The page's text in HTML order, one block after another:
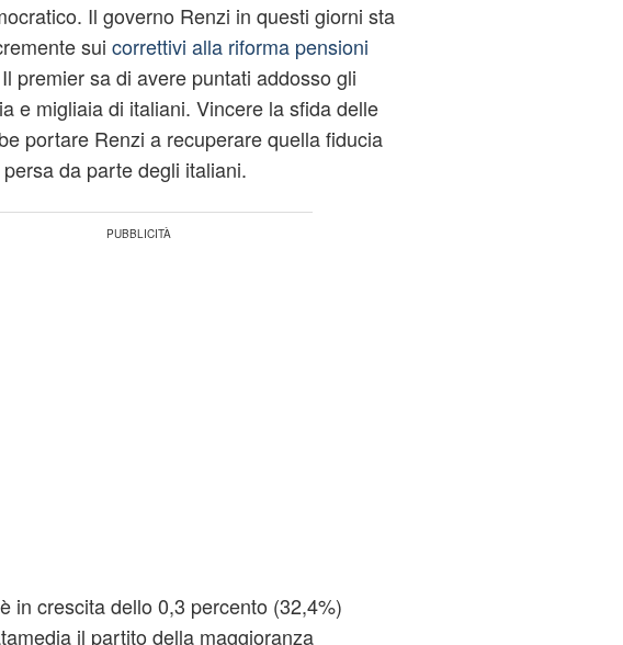
Il governo Renzi in questi giorni sta
sui correttivi alla riforma pensioni
premier sa di avere puntati addosso gli
e migliaia di italiani. Vincere la sfida delle
portare Renzi a recuperare quella fiducia
da parte degli italiani.
in crescita dello 0,3 percento (32,4%)
il partito della maggioranza